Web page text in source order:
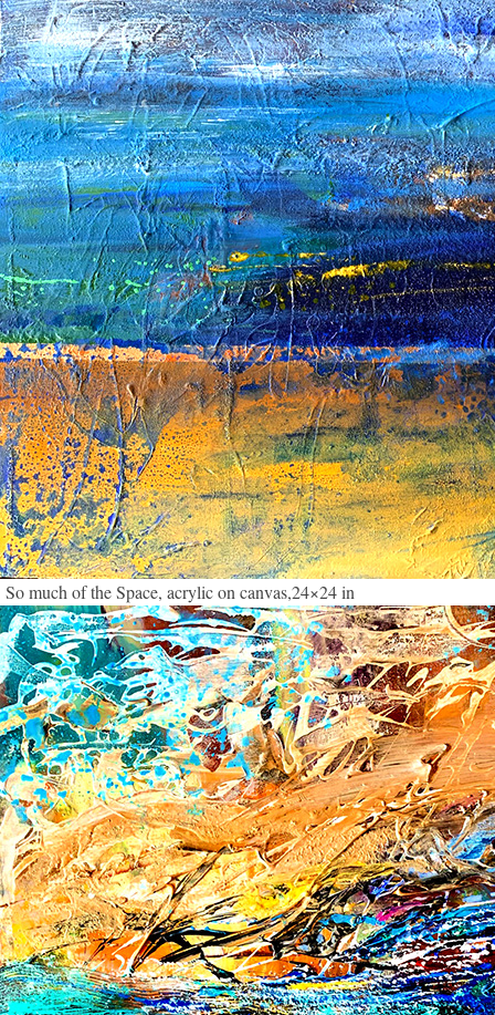
So much of the Space, acrylic on canvas,24×24 in